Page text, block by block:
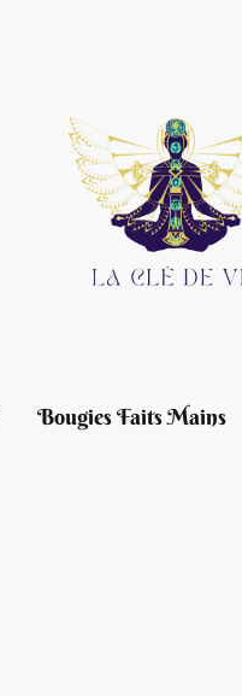
Bougies Faits Mains